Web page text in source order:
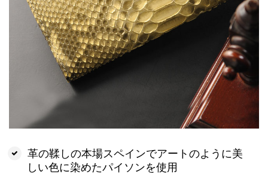
革の鞣しの本場スペインでアートのように美
しい色に染めたパイソンを使用